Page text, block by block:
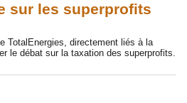
sur les superprofits
TotalEnergies, directement liés à la
le débat sur la taxation des superprofits.